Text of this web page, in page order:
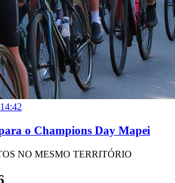
o Champions Day Mapei
NO MESMO TERRITÓRIO